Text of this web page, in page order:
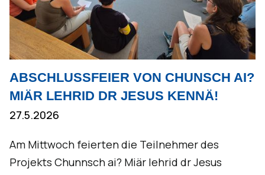
ABSCHLUSSFEIER VON CHUNSCH AI?
MIÄR LEHRID DR JESUS KENNÄ!
27.5.2026
Am Mittwoch feierten die Teilnehmer des
Projekts Chunnsch ai? Miär lehrid dr Jesus